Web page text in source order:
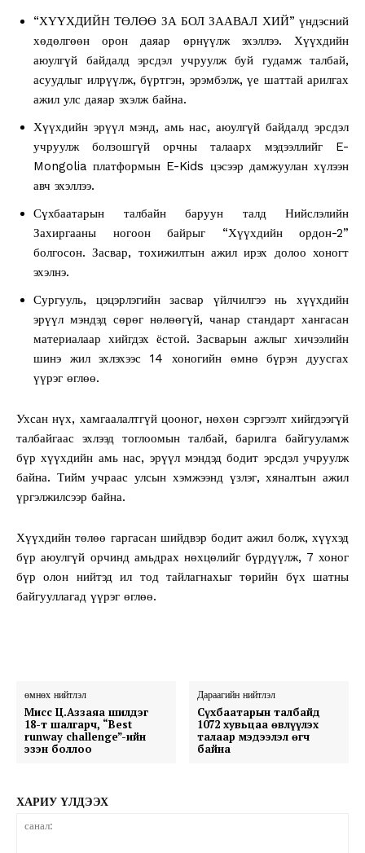
“ХҮҮХДИЙН ТӨЛӨӨ ЗА БОЛ ЗААВАЛ ХИЙ” үндэсний
хөдөлгөөн орон даяар өрнүүлж эхэллээ. Хүүхдийн
аюулгүй байдалд эрсдэл учруулж буй гудамж талбай,
асуудлыг илрүүлж, бүртгэн, эрэмбэлж, үе шаттай арилгах
ажил улс даяар эхэлж байна.
Хүүхдийн эрүүл мэнд, амь нас, аюулгүй байдалд эрсдэл
учруулж болзошгүй орчны талаарх мэдээллийг E-
Mongolia платформын E-Kids цэсээр дамжуулан хүлээн
авч эхэллээ.
Сүхбаатарын талбайн баруун талд Нийслэлийн
Захиргааны ногоон байрыг “Хүүхдийн ордон-2”
болгосон. Засвар, тохижилтын ажил ирэх долоо хоногт
эхэлнэ.
Сургууль, цэцэрлэгийн засвар үйлчилгээ нь хүүхдийн
эрүүл мэндэд сөрөг нөлөөгүй, чанар стандарт хангасан
материалаар хийгдэх ёстой. Засварын ажлыг хичээлийн
шинэ жил эхлэхээс 14 хоногийн өмнө бүрэн дуусгах
үүрэг өглөө.
Ухсан нүх, хамгаалалтгүй цооног, нөхөн сэргээлт хийгдээгүй
талбайгаас эхлээд тоглоомын талбай, барилга байгууламж
бүр хүүхдийн амь нас, эрүүл мэндэд бодит эрсдэл учруулж
байна. Тийм учраас улсын хэмжээнд үзлэг, хяналтын ажил
үргэлжилсээр байна.
Хүүхдийн төлөө гаргасан шийдвэр бодит ажил болж, хүүхэд
бүр аюулгүй орчинд амьдрах нөхцөлийг бүрдүүлж, 7 хоног
бүр олон нийтэд ил тод тайлагнахыг төрийн бүх шатны
байгууллагад үүрэг өглөө.
өмнөх нийтлэл
Мисс Ц.Аззаяа шилдэг
18-т шалгарч, “Best
runway challenge”-ийн
эзэн боллоо
Дараагийн нийтлэл
Сүхбаатарын талбайд
1072 хувьцаа өвлүүлэх
талаар мэдээлэл өгч
байна
ХАРИУ ҮЛДЭЭХ